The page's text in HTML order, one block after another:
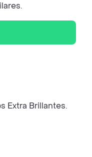
Extra Brillantes.